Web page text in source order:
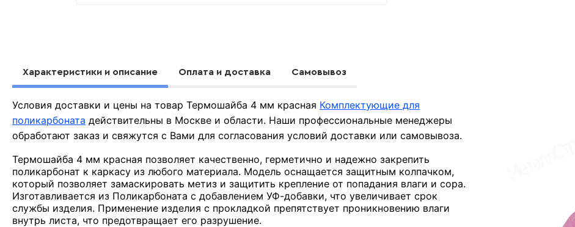
Характеристики и описание Оплата и доставка Самовывоз
Условия доставки и цены на товар Термошайба 4 мм красная Комплектующие для
поликарбоната действительны в Москве и области. Наши профессиональные менеджеры
обработают заказ и свяжутся с Вами для согласования условий доставки или самовывоза.
Термошайба 4 мм красная позволяет качественно, герметично и надежно закрепить
поликарбонат к каркасу из любого материала. Модель оснащается защитным колпачком,
который позволяет замаскировать метиз и защитить крепление от попадания влаги и сора.
Изготавливается из Поликарбоната с добавлением УФ-добавки, что увеличивает срок
службы изделия. Применение изделия с прокладкой препятствует проникновению влаги
внутрь листа, что предотвращает его разрушение.